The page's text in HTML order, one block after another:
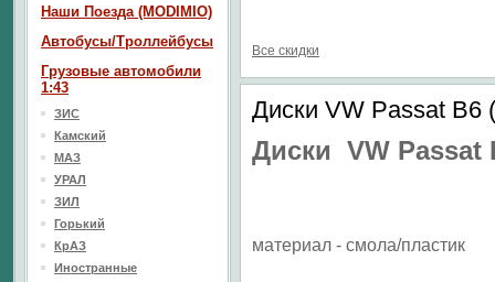
Все скидки
Диски VW Passat B6
Диски VW Passat
материал - смола/пластик
Наши Поезда (MODIMIO)
Автобусы/Троллейбусы
Грузовые автомобили
1:43
ЗИС
Камский
МАЗ
УРАЛ
ЗИЛ
Горький
КрАЗ
Иностранные